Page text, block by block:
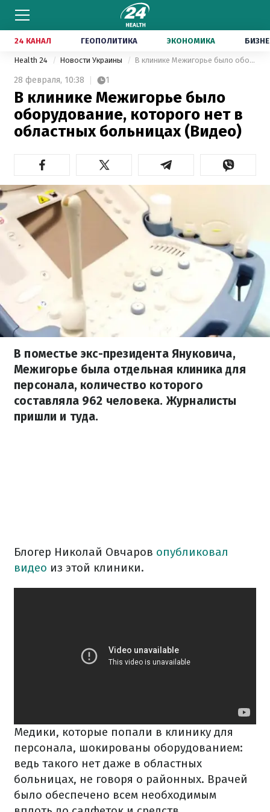
24 КАНАЛ ГЕОПОЛИТИКА ЭКОНОМИКА
Health 24 Новости Украины В клинике Межигорье было оборудование, которого нет в областных больницах (Видео)
28 февраля, 10:38 1
В клинике Межигорье было
оборудование, которого нет в
областных больницах (Видео)
В поместье экс-президента Януковича,
Межигорье была отдельная клиника для
персонала, количество которого
составляла 962 человека. Журналисты
пришли и туда.
Блогер Николай Овчаров опубликовал
видео из этой клиники.
Медики, которые попали в клинику для
персонала, шокированы оборудованием:
ведь такого нет даже в областных
больницах, не говоря о районных. Врачей
было обеспечено всем необходимым